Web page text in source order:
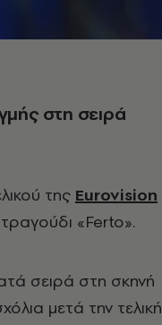
στη σειρά
της Eurovision
«Ferto».
σειρά στη σκηνή
μετά την τελική